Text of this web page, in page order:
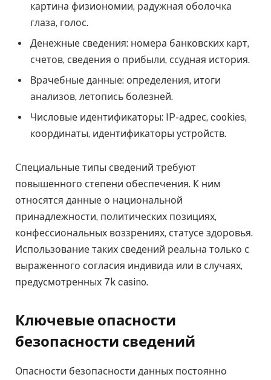
картина физиономии, радужная оболочка
глаза, голос.
Денежные сведения: номера банковских карт,
счетов, сведения о прибыли, ссудная история.
Врачебные данные: определения, итоги
анализов, летопись болезней.
Числовые идентификаторы: IP-адрес, cookies,
координаты, идентификаторы устройств.
Специальные типы сведений требуют
повышенного степени обеспечения. К ним
относятся данные о национальной
принадлежности, политических позициях,
конфессиональных воззрениях, статусе здоровья.
Использование таких сведений реальна только с
выраженного согласия индивида или в случаях,
предусмотренных 7k casino.
Ключевые опасности
безопасности сведений
Опасности безопасности данных постоянно